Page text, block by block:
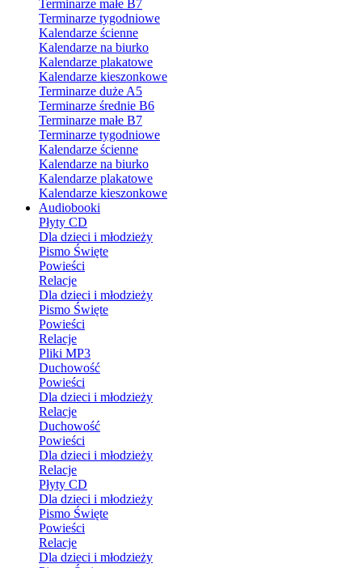
Terminarze małe B7
Terminarze tygodniowe
Kalendarze ścienne
Kalendarze na biurko
Kalendarze plakatowe
Kalendarze kieszonkowe
Terminarze duże A5
Terminarze średnie B6
Terminarze małe B7
Terminarze tygodniowe
Kalendarze ścienne
Kalendarze na biurko
Kalendarze plakatowe
Kalendarze kieszonkowe
Audiobooki
Płyty CD
Dla dzieci i młodzieży
Pismo Święte
Powieści
Relacje
Dla dzieci i młodzieży
Pismo Święte
Powieści
Relacje
Pliki MP3
Duchowość
Powieści
Dla dzieci i młodzieży
Relacje
Duchowość
Powieści
Dla dzieci i młodzieży
Relacje
Płyty CD
Dla dzieci i młodzieży
Pismo Święte
Powieści
Relacje
Dla dzieci i młodzieży